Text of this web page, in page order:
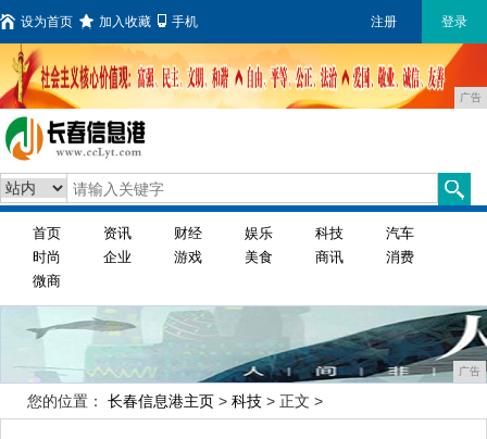
设为首页 加入收藏 手机 注册 登录
广告
首页 资讯 财经 娱乐 科技
汽车
时尚
企业 游戏 美食 商讯
消费
微商
广告
您的位置： 长春信息港主页 > 科技 > 正文 >